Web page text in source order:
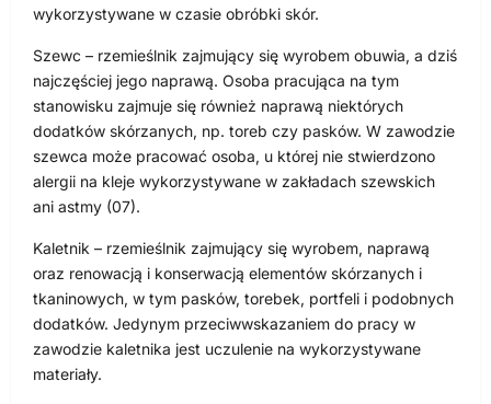
wykorzystywane w czasie obróbki skór.
Szewc – rzemieślnik zajmujący się wyrobem obuwia, a dziś
najczęściej jego naprawą. Osoba pracująca na tym
stanowisku zajmuje się również naprawą niektórych
dodatków skórzanych, np. toreb czy pasków. W zawodzie
szewca może pracować osoba, u której nie stwierdzono
alergii na kleje wykorzystywane w zakładach szewskich
ani astmy (07).
Kaletnik – rzemieślnik zajmujący się wyrobem, naprawą
oraz renowacją i konserwacją elementów skórzanych i
tkaninowych, w tym pasków, torebek, portfeli i podobnych
dodatków. Jedynym przeciwwskazaniem do pracy w
zawodzie kaletnika jest uczulenie na wykorzystywane
materiały.